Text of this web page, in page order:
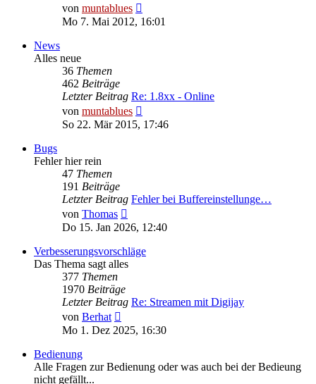
von muntablues
Beitrag
Mo 7. Mai 2012, 16:01
News
Alles neue
36 Themen
462 Beiträge
Letzter Beitrag Re: 1.8xx - Online
von muntablues
Beitrag
So 22. Mär 2015, 17:46
Bugs
Fehler hier rein
47 Themen
191 Beiträge
Letzter Beitrag Fehler bei Buffereinstellunge…
von Thomas
Beitrag
Do 15. Jan 2026, 12:40
Verbesserungsvorschläge
Das Thema sagt alles
377 Themen
1970 Beiträge
Letzter Beitrag Re: Streamen mit Digijay
von Berhat
Beitrag
Mo 1. Dez 2025, 16:30
Bedienung
Alle Fragen zur Bedienung oder was auch bei der Bedieung
nicht gefällt...